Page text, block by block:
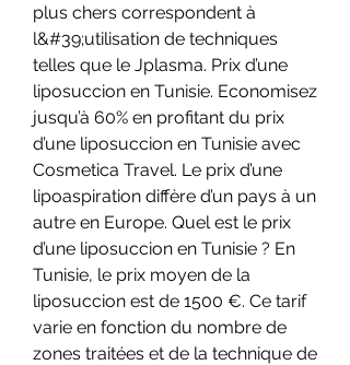
plus chers correspondent à
l&#39;utilisation de techniques
telles que le Jplasma. Prix d’une
liposuccion en Tunisie. Economisez
jusqu’à 60% en profitant du prix
d’une liposuccion en Tunisie avec
Cosmetica Travel. Le prix d’une
lipoaspiration diffère d’un pays à un
autre en Europe. Quel est le prix
d’une liposuccion en Tunisie ? En
Tunisie, le prix moyen de la
liposuccion est de 1500 €. Ce tarif
varie en fonction du nombre de
zones traitées et de la technique de